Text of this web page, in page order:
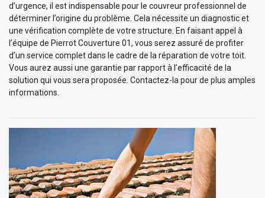
d’urgence, il est indispensable pour le couvreur professionnel de
déterminer l’origine du problème. Cela nécessite un diagnostic et
une vérification complète de votre structure. En faisant appel à
l’équipe de Pierrot Couverture 01, vous serez assuré de profiter
d’un service complet dans le cadre de la réparation de votre toit.
Vous aurez aussi une garantie par rapport à l’efficacité de la
solution qui vous sera proposée. Contactez-la pour de plus amples
informations.